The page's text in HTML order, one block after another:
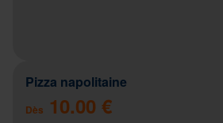
Pizza napolitaine
Dès 10.00 €